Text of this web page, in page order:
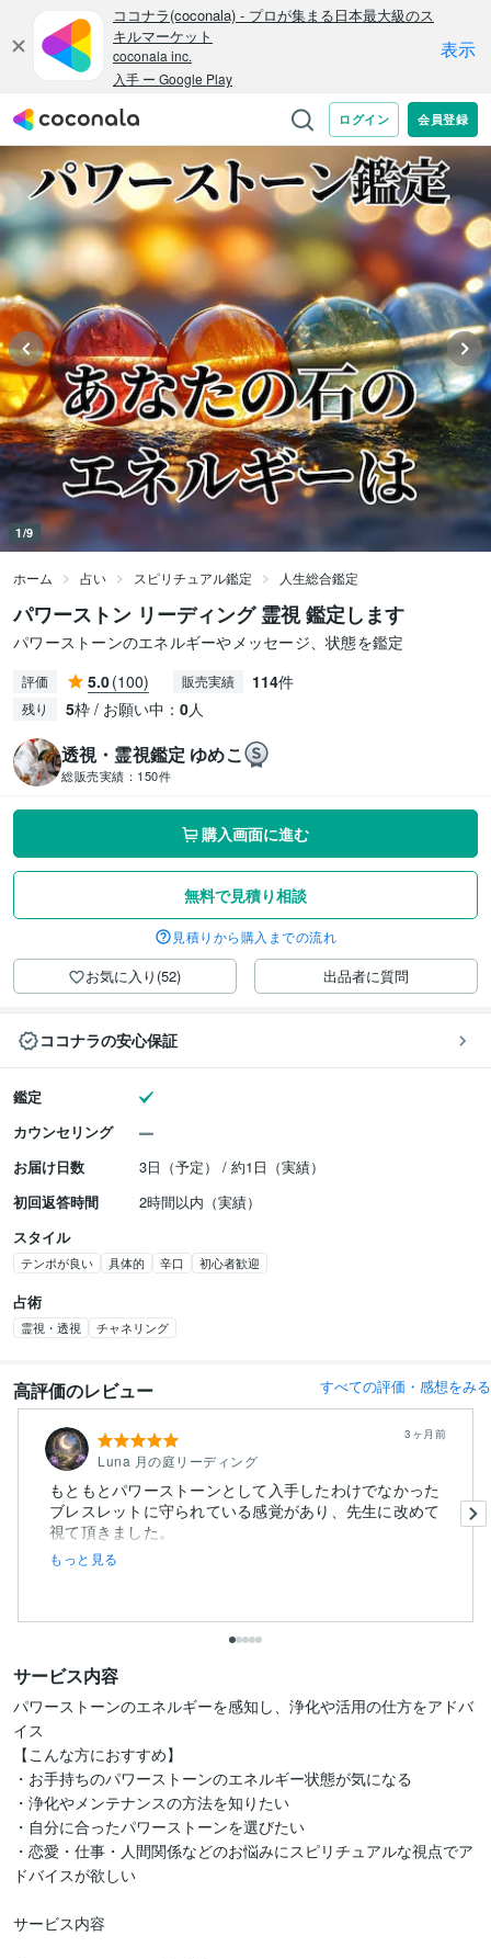
1/9
ホーム 占い スピリチュアル鑑定 人生総合鑑定
パワーストン リーディング 霊視 鑑定します
パワーストーンのエネルギーやメッセージ、状態を鑑定
評価 5.0(100) 販売実績 114件
残り 5枠 / お願い中： 0人
透視・霊視鑑定 ゆめこ
総販売実績： 150件
購入画面に進む
無料で見積り相談
見積りから購入までの流れ
お気に入り(52) 出品者に質問
ココナラの安心保証
鑑定
カウンセリング
お届け日数
3日（予定） / 約1日（実績）
初回返答時間
2時間以内（実績）
スタイル
テンポが良い 具体的 辛口 初心者歓迎
占術
霊視・透視 チャネリング
高評価のレビュー すべての評価・感想をみる
Luna 月の庭リーディング
3ヶ月前
もともとパワーストーンとして入手したわけでなかった
ブレスレットに守られている感覚があり、先生に改めて
視て頂きました。
自...
もっと見る
サービス内容
パワーストーンのエネルギーを感知し、浄化や活用の仕方をアドバ
イス
【こんな方におすすめ】
・お手持ちのパワーストーンのエネルギー状態が気になる
・浄化やメンテナンスの方法を知りたい
・自分に合ったパワーストーンを選びたい
・恋愛・仕事・人間関係などのお悩みにスピリチュアルな視点でア
ドバイスが欲しい
サービス内容